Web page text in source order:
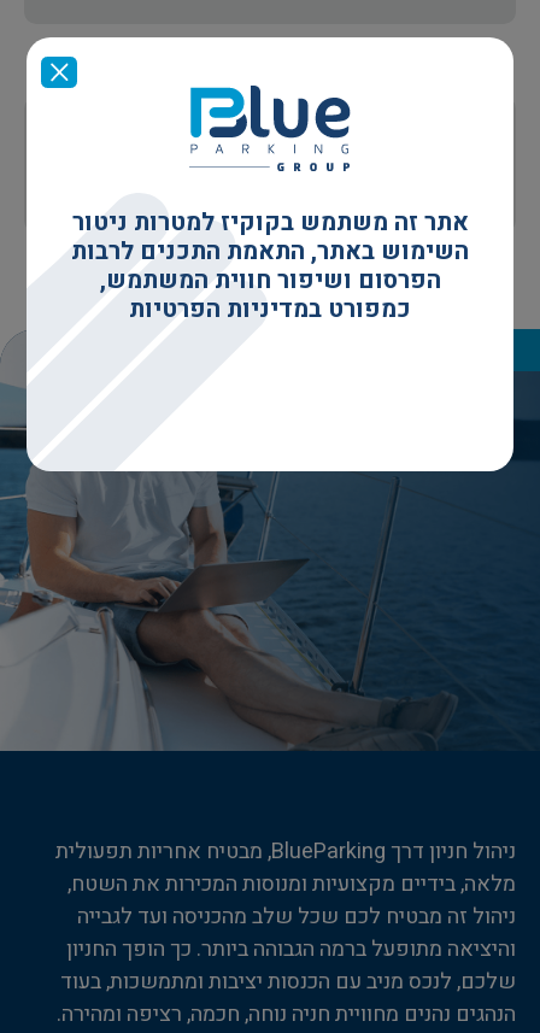
שותף שקט שעובד עבורכם ומייצר עבורכם
הכנסה נוספת על הנכס הנדל"ני שלכם, מבלי
ניהול חניון דרך BlueParking, מבטיח אחריות תפעולית
מלאה, בידיים מקצועיות ומנוסות המכירות את השטח,
ניהול זה מבטיח לכם שכל שלב מהכניסה ועד לגבייה
והיציאה מתופעל ברמה הגבוהה ביותר. כך הופך החניון
שלכם, לנכס מניב עם הכנסות יציבות ומתמשכות, בעוד
הנהגים נהנים מחוויית חניה נוחה, חכמה, רציפה ומהירה.
אתר זה משתמש בקוקיז למטרות ניטור
השימוש באתר, התאמת התכנים לרבות
הפרסום ושיפור חווית המשתמש,
כמפורט במדיניות הפרטיות